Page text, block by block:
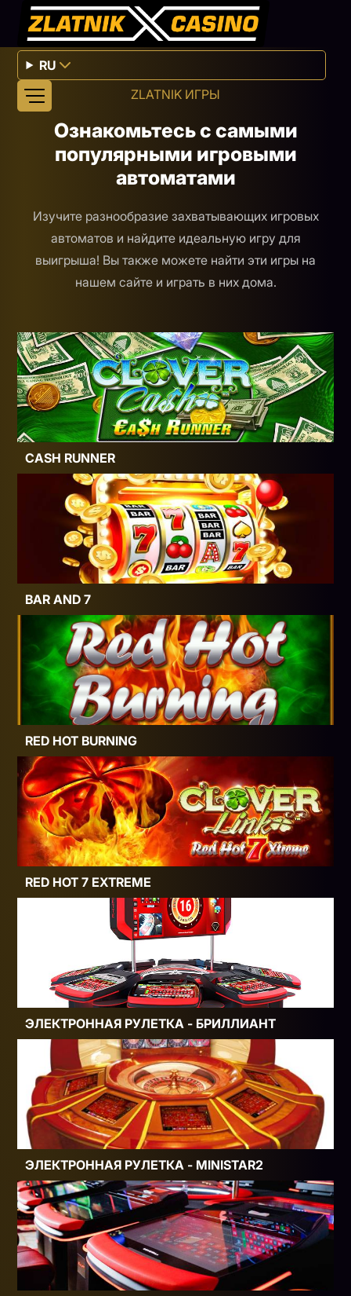
RU
ZLATNIK ИГРЫ
Ознакомьтесь с самыми
популярными игровыми
автоматами
Изучите разнообразие захватывающих игровых
автоматов и найдите идеальную игру для
выигрыша! Вы также можете найти эти игры на
нашем сайте и играть в них дома.
CASH RUNNER
BAR AND 7
RED HOT BURNING
RED HOT 7 EXTREME
ЭЛЕКТРОННАЯ РУЛЕТКА - БРИЛЛИАНТ
ЭЛЕКТРОННАЯ РУЛЕТКА - MINISTAR2